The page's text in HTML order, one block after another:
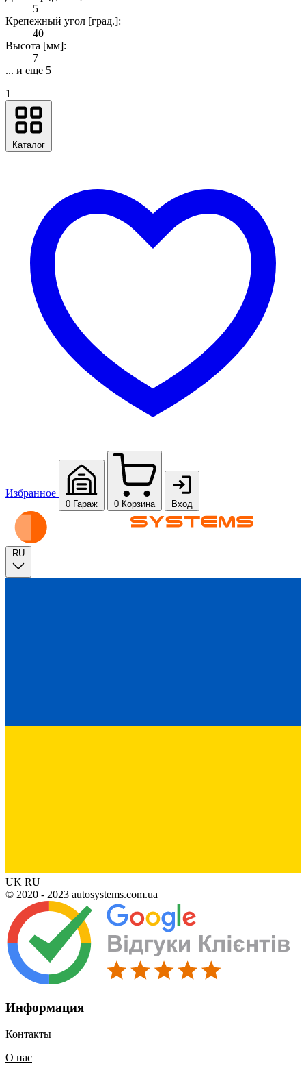
5
Крепежный угол [град.]:
40
Высота [мм]:
7
... и еще 5
1
Каталог
Избранное
0 Гараж 0 Корзина Вход
UK RU
© 2020 - 2023 autosystems.com.ua
Информация
Контакты
О нас